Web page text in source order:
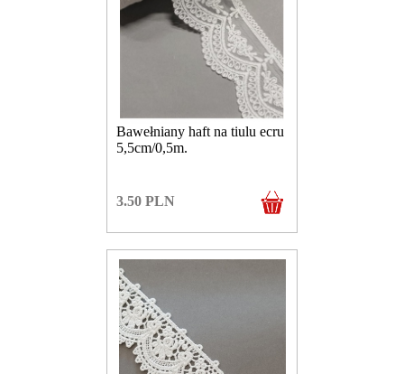
Bawełniany haft na tiulu ecru
5,5cm/0,5m.
3.50 PLN